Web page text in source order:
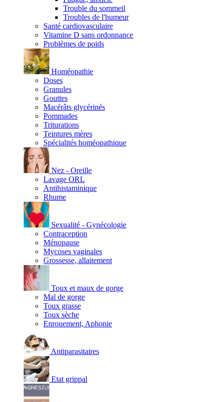
Trouble du sommeil
Troubles de l'humeur
Santé cardiovasculaire
Vitamine D sans ordonnance
Problèmes de poids
Homéopathie
Doses
Granules
Gouttes
Macérâts glycérinés
Pommades
Triturations
Teintures mères
Spécialités homéopathique
Nez - Oreille
Lavage ORL
Antihistaminique
Rhume
Sexualité - Gynécologie
Contraception
Ménopause
Mycoses vaginales
Grossesse, allaitement
Toux et maux de gorge
Mal de gorge
Toux grasse
Toux sèche
Enrouement, Aphonie
Antiparasitaires
Etat grippal